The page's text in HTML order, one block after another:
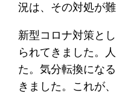
況は、その対処が
新型コロナ対策と
られてきました。
た。気分転換にな
きました。これが